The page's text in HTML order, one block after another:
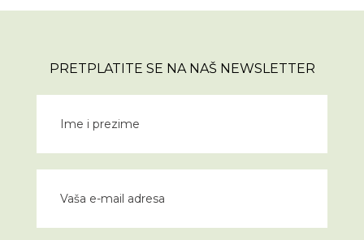
PRETPLATITE SE NA NAŠ NEWSLETTER